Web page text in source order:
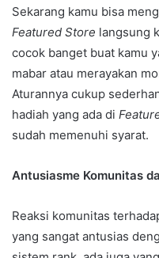
Sekarang kamu bisa
Featured Store langsung
cocok banget buat kamu
mabar atau merayakan
Aturannya cukup
hadiah yang ada di
sudah memenuhi syarat.
Antusiasme Komunitas
Reaksi komunitas
yang sangat antusias